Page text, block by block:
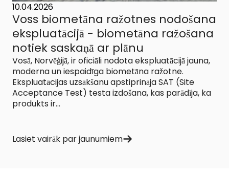
10.04.2026
Voss biometāna ražotnes nodošana
ekspluatācijā - biometāna ražošana
notiek saskaņā ar plānu
Vosā, Norvēģijā, ir oficiāli nodota ekspluatācijā jauna,
moderna un iespaidīga biometāna ražotne.
Ekspluatācijas uzsākšanu apstiprināja SAT (Site
Acceptance Test) testa izdošana, kas parādīja, ka
produkts ir...
Lasiet vairāk par jaunumiem